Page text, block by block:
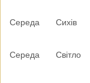
Середа Сихів
Середа Світло